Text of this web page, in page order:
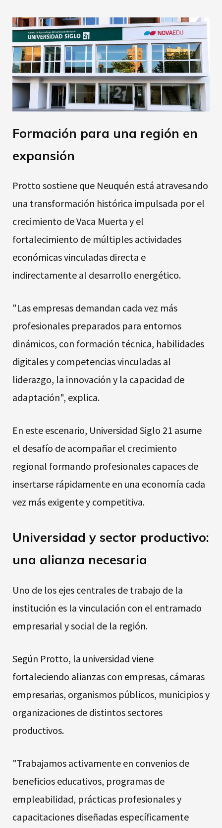
Formación para una región en
expansión
Protto sostiene que Neuquén está atravesando
una transformación histórica impulsada por el
crecimiento de Vaca Muerta y el
fortalecimiento de múltiples actividades
económicas vinculadas directa e
indirectamente al desarrollo energético.
"Las empresas demandan cada vez más
profesionales preparados para entornos
dinámicos, con formación técnica, habilidades
digitales y competencias vinculadas al
liderazgo, la innovación y la capacidad de
adaptación", explica.
En este escenario, Universidad Siglo 21 asume
el desafío de acompañar el crecimiento
regional formando profesionales capaces de
insertarse rápidamente en una economía cada
vez más exigente y competitiva.
Universidad y sector productivo:
una alianza necesaria
Uno de los ejes centrales de trabajo de la
institución es la vinculación con el entramado
empresarial y social de la región.
Según Protto, la universidad viene
fortaleciendo alianzas con empresas, cámaras
empresarias, organismos públicos, municipios y
organizaciones de distintos sectores
productivos.
"Trabajamos activamente en convenios de
beneficios educativos, programas de
empleabilidad, prácticas profesionales y
capacitaciones diseñadas específicamente